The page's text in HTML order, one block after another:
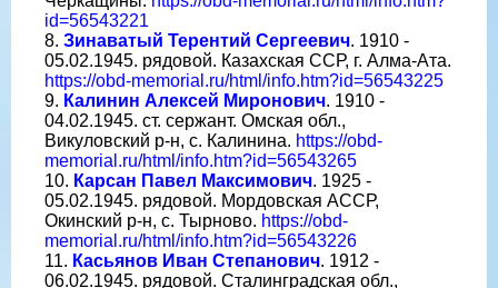
id=56543221
8. Зинаватый Терентий Сергеевич. 1910 -
05.02.1945. рядовой. Казахская ССР, г. Алма-Ата.
https://obd-memorial.ru/html/info.htm?id=56543225
9. Калинин Алексей Миронович. 1910 -
04.02.1945. ст. сержант. Омская обл.,
Викуловский р-н, с. Калинина. https://obd-
memorial.ru/html/info.htm?id=56543265
10. Карсан Павел Максимович. 1925 -
05.02.1945. рядовой. Мордовская АССР,
Окинский р-н, с. Тырново. https://obd-
memorial.ru/html/info.htm?id=56543226
11. Касьянов Иван Степанович. 1912 -
06.02.1945. рядовой. Сталинградская обл.,